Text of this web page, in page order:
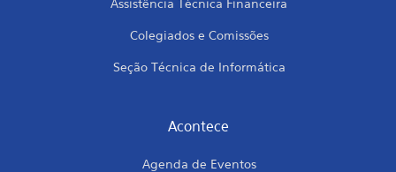
Assistência Técnica Financeira
Colegiados e Comissões
Seção Técnica de Informática
Acontece
Agenda de Eventos